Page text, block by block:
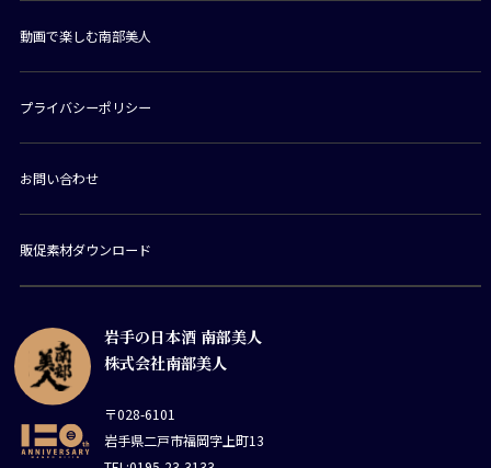
岩手の日本酒 南部美人
株式会社南部美人
〒028-6101
岩手県二戸市福岡字上町13
動画で楽しむ南部美人
プライバシーポリシー
お問い合わせ
販促素材ダウンロード